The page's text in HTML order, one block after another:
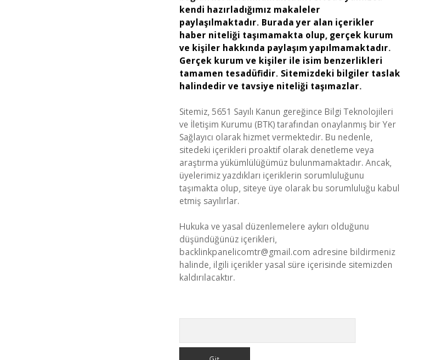
kendi hazırladığımız makaleler
paylaşılmaktadır. Burada yer alan içerikler
haber niteliği taşımamakta olup, gerçek kurum
ve kişiler hakkında paylaşım yapılmamaktadır.
Gerçek kurum ve kişiler ile isim benzerlikleri
tamamen tesadüfidir. Sitemizdeki bilgiler taslak
halindedir ve tavsiye niteliği taşımazlar.
Sitemiz, 5651 Sayılı Kanun gereğince Bilgi Teknolojileri
ve İletişim Kurumu (BTK) tarafından onaylanmış bir Yer
Sağlayıcı olarak hizmet vermektedir. Bu nedenle,
sitedeki içerikleri proaktif olarak denetleme veya
araştırma yükümlülüğümüz bulunmamaktadır. Ancak,
üyelerimiz yazdıkları içeriklerin sorumluluğunu
taşımakta olup, siteye üye olarak bu sorumluluğu kabul
etmiş sayılırlar.
Hukuka ve yasal düzenlemelere aykırı olduğunu
düşündüğünüz içerikleri,
backlinkpanelicomtr@gmail.com adresine bildirmeniz
halinde, ilgili içerikler yasal süre içerisinde sitemizden
kaldırılacaktır.